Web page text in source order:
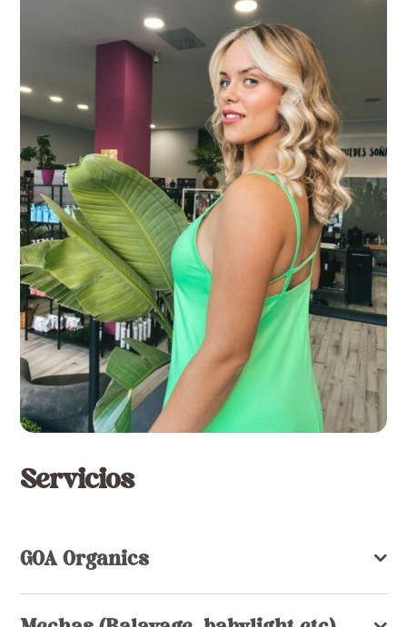
Servicios
GOA Organics